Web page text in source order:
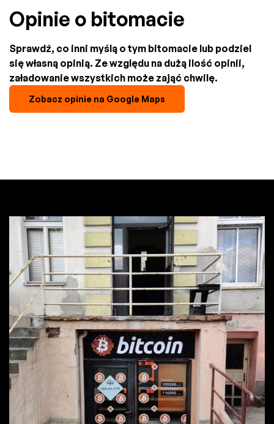
Opinie o bitomacie
Sprawdź, co inni myślą o tym bitomacie lub podziel
się własną opinią. Ze względu na dużą ilość opinii,
załadowanie wszystkich może zająć chwilę.
Zobacz opinie na Google Maps